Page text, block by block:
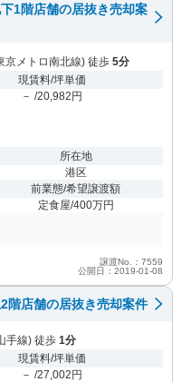
1階店舗の居抜き売却案
京メトロ南北線) 徒歩 5分
現賃料/坪単価
－ /20,982円
所在地
港区
前業態/希望譲渡額
定食屋/400万円
譲渡No.：7559
公開日：2019-01-08
階店舗の居抜き売却案件
手線) 徒歩 1分
現賃料/坪単価
－ /27,002円